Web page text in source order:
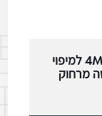
הכירו את הסטארט-אפ: 4M Analytics למיפוי
מרחוק